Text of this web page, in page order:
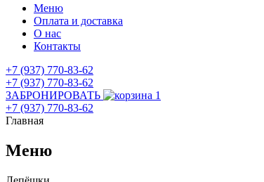
Меню
Оплата и доставка
О нас
Контакты
+7 (937) 770-83-62
+7 (937) 770-83-62
ЗАБРОНИРОВАТЬ
1
+7 (937) 770-83-62
Главная
Меню